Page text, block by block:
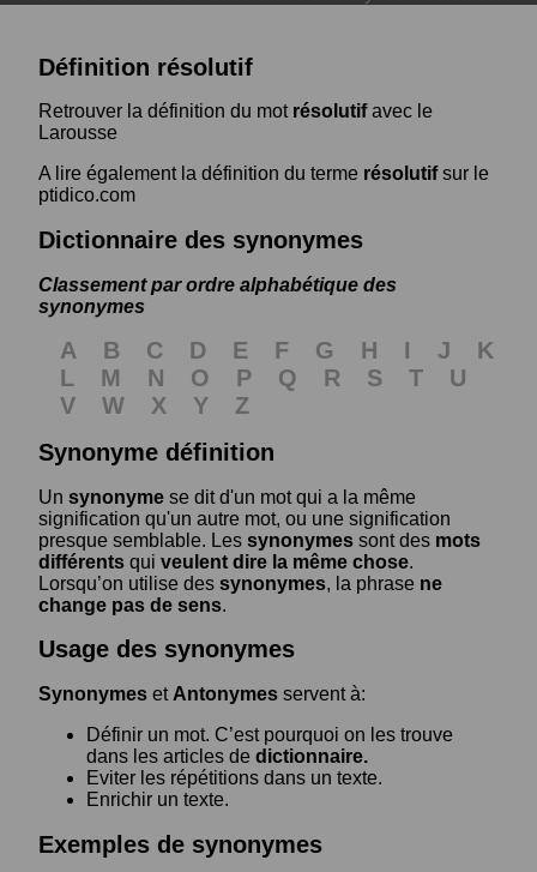
Définition résolutif
Retrouver la définition du mot résolutifavec le
Larousse
A lire également la définition du terme résolutifsur le
ptidico.com
Dictionnaire des synonymes
Classement par ordre alphabétique des
synonymes
A B C D E F G H I J
K
L
M N O P Q R S T
U
V
W X Y
Z
Synonyme définition
Un synonyme se dit d'un mot qui a la même
signification qu'un autre mot, ou une signification
presque semblable. Les synonymes sont des mots
différents qui veulent dire la même chose.
Lorsqu’on utilise des synonymes, la phrase ne
change pas de sens.
Usage des synonymes
Synonymes et Antonymes servent à:
Définir un mot. C’est pourquoi on les trouve
dans les articles de dictionnaire.
Eviter les répétitions dans un texte.
Enrichir un texte.
Exemples de synonymes